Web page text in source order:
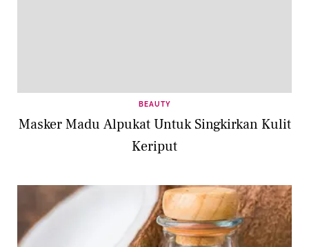
BEAUTY
Masker Madu Alpukat Untuk Singkirkan Kulit
Keriput